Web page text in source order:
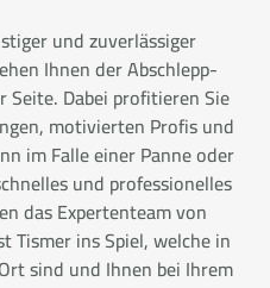
und zuverlässiger
Ihnen der Abschlepp-
Seite. Dabei profitieren Sie
motivierten Profis und
im Falle einer Panne oder
und professionelles
das Expertenteam von
Tismer ins Spiel, welche in
sind und Ihnen bei Ihrem